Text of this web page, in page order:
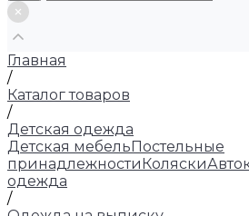
Главная
/
Каталог товаров
/
Детская одежда
Детская мебельПостельные
принадлежностиКоляски
одежда
/